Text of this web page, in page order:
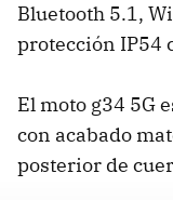
Bluetooth 5.1,
protección IP54
El moto g34 5G
con acabado
posterior de